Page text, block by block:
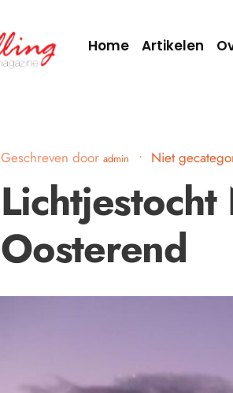
Home Artikelen
Geschreven door admin • Niet
Oosterend